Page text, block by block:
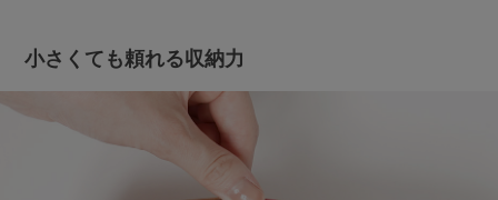
小さくても頼れる収納力